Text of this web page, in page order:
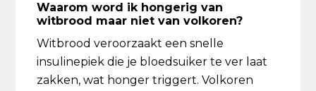
Waarom word ik hongerig van
witbrood maar niet van volkoren?
Witbrood veroorzaakt een snelle
insulinepiek die je bloedsuiker te ver laat
zakken, wat honger triggert. Volkoren